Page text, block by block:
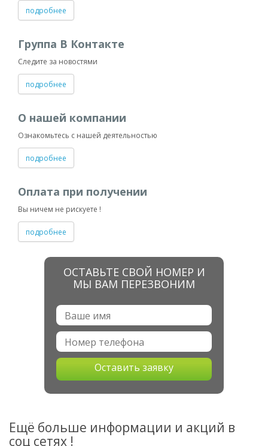
подробнее
Группа В Контакте
Следите за новостями
подробнее
О нашей компании
Ознакомьтесь с нашей деятельностью
подробнее
Оплата при получении
Вы ничем не рискуете !
подробнее
ОСТАВЬТЕ СВОЙ НОМЕР И
МЫ ВАМ ПЕРЕЗВОНИМ
Оставить заявку
Ещё больше информации и акций в
соц сетях !